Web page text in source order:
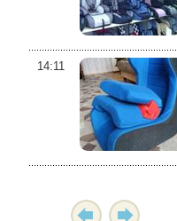
14:11